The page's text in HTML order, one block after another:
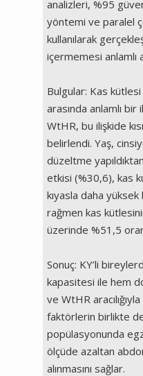
analizleri, %95
yöntemi ve paralel
kullanılarak
içermemesi anlamlı
Bulgular: Kas
arasında anlamlı
WtHR, bu ilişkide
belirlendi. Yaş,
düzeltme
etkisi (%30,6), kas
kıyasla daha yüksek
rağmen kas
üzerinde %51,5
Sonuç: KY’li
kapasitesi ile hem
ve WtHR
faktörlerin birlikte
popülasyonunda
ölçüde azaltan
alınmasını sağlar.